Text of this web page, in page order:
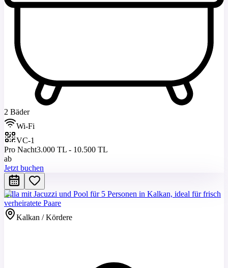
2 Bäder
Wi-Fi
VC-1
Pro Nacht3.000 TL - 10.500 TL
ab
Jetzt buchen
Villa mit Jacuzzi und Pool für 5 Personen in Kalkan, ideal für frisch
verheiratete Paare
Kalkan / Kördere